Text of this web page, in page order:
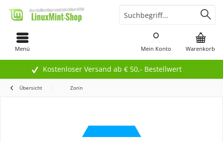
Kostenloser Versand ab € 50,- Bestellwert
Menü Warenkorb
Mein Konto
Übersicht Zorin